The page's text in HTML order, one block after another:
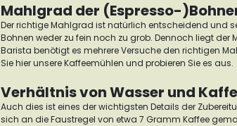
Mahlgrad der (Espresso-
Der richtige Mahlgrad ist natürlich entscheidend und
Bohnen weder zu fein noch zu grob. Dennoch liegt der
Barista benötigt es mehrere Versuche den richtigen
Sie hier unsereKaffeemühlen und probieren Sie es aus.
Verhältnis von Wasser und
Auch dies ist eines der wichtigsten Details der
sich an die Faustregel von etwa 7 Gramm Kaffee